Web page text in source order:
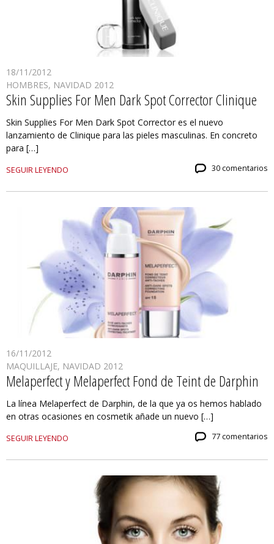
18/11/2012
HOMBRES, NAVIDAD 2012
Skin Supplies For Men Dark Spot Corrector Clinique
Skin Supplies For Men Dark Spot Corrector es el nuevo
lanzamiento de Clinique para las pieles masculinas. En concreto
para […]
SEGUIR LEYENDO 30 comentarios
16/11/2012
MAQUILLAJE, NAVIDAD 2012
Melaperfect y Melaperfect Fond de Teint de Darphin
La línea Melaperfect de Darphin, de la que ya os hemos hablado
en otras ocasiones en cosmetik añade un nuevo […]
SEGUIR LEYENDO 77 comentarios